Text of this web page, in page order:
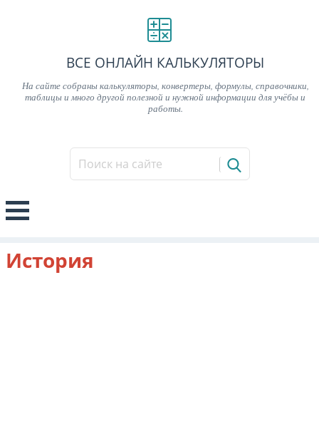
ВСЕ ОНЛАЙН КАЛЬКУЛЯТОРЫ
На сайте собраны калькуляторы, конвертеры, формулы, справочники,
таблицы и много другой полезной и нужной информации для учёбы и
работы.
История